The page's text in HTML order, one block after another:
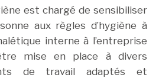
est chargé de sensibiliser
aux règles d’hygiène à
interne à l’entreprise
mise en place à divers
de travail adaptés et